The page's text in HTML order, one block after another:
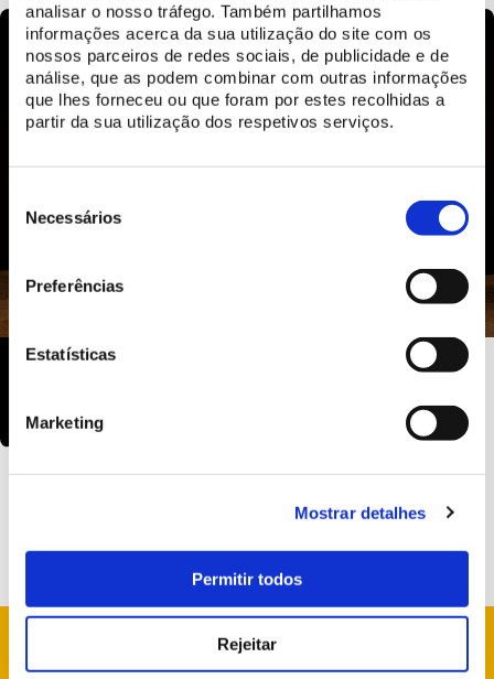
analisar o nosso tráfego. Também partilhamos
informações acerca da sua utilização do site com os
nossos parceiros de redes sociais, de publicidade e de
análise, que as podem combinar com outras informações
que lhes forneceu ou que foram por estes recolhidas a
partir da sua utilização dos respetivos serviços.
Necessários
Preferências
Estatísticas
Marketing
Mostrar detalhes
Permitir todos
Rejeitar